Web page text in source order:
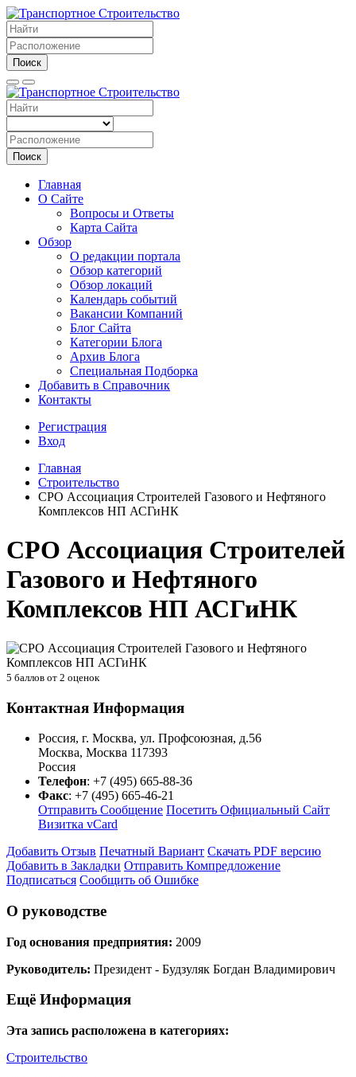
Поиск
Поиск
Главная
О Сайте
Вопросы и Ответы
Карта Сайта
Обзор
О редакции портала
Обзор категорий
Обзор локаций
Календарь событий
Вакансии Компаний
Блог Сайта
Категории Блога
Архив Блога
Специальная Подборка
Добавить в Справочник
Контакты
Регистрация
Вход
Главная
Строительство
СРО Ассоциация Строителей Газового и Нефтяного
Комплексов НП АСГиНК
СРО Ассоциация Строителей
Газового и Нефтяного
Комплексов НП АСГиНК
5 баллов от 2 оценок
Контактная Информация
Россия, г. Москва, ул. Профсоюзная, д.56
Москва, Москва 117393
Россия
Телефон: +7 (495) 665-88-36
Факс: +7 (495) 665-46-21
Отправить Сообщение Посетить Официальный Сайт
Визитка vCard
Добавить Отзыв Печатный Вариант Скачать PDF версию
Добавить в Закладки Отправить Компредложение
Подписаться Сообщить об Ошибке
О руководстве
Год основания предприятия: 2009
Руководитель: Президент - Будзуляк Богдан Владимирович
Ещё Информация
Эта запись расположена в категориях:
Строительство